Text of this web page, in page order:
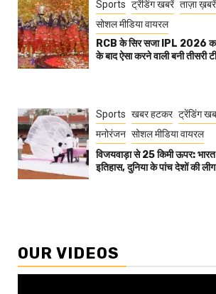
Sports ट्रेंडिंग खबरें ताज़ा ख़बरें
सोशल मीडिया वायरल
RCB के सिर सजा IPL 2026
के बाद ऐसा करने वाली बनी तीसरी
Sports खबर हटकर ट्रेंडिंग
मनोरंजन सोशल मीडिया वायरल
विजयवाड़ा से 25 किमी ऊपर:
इतिहास, दुनिया के पांच देशों की
OUR VIDEOS